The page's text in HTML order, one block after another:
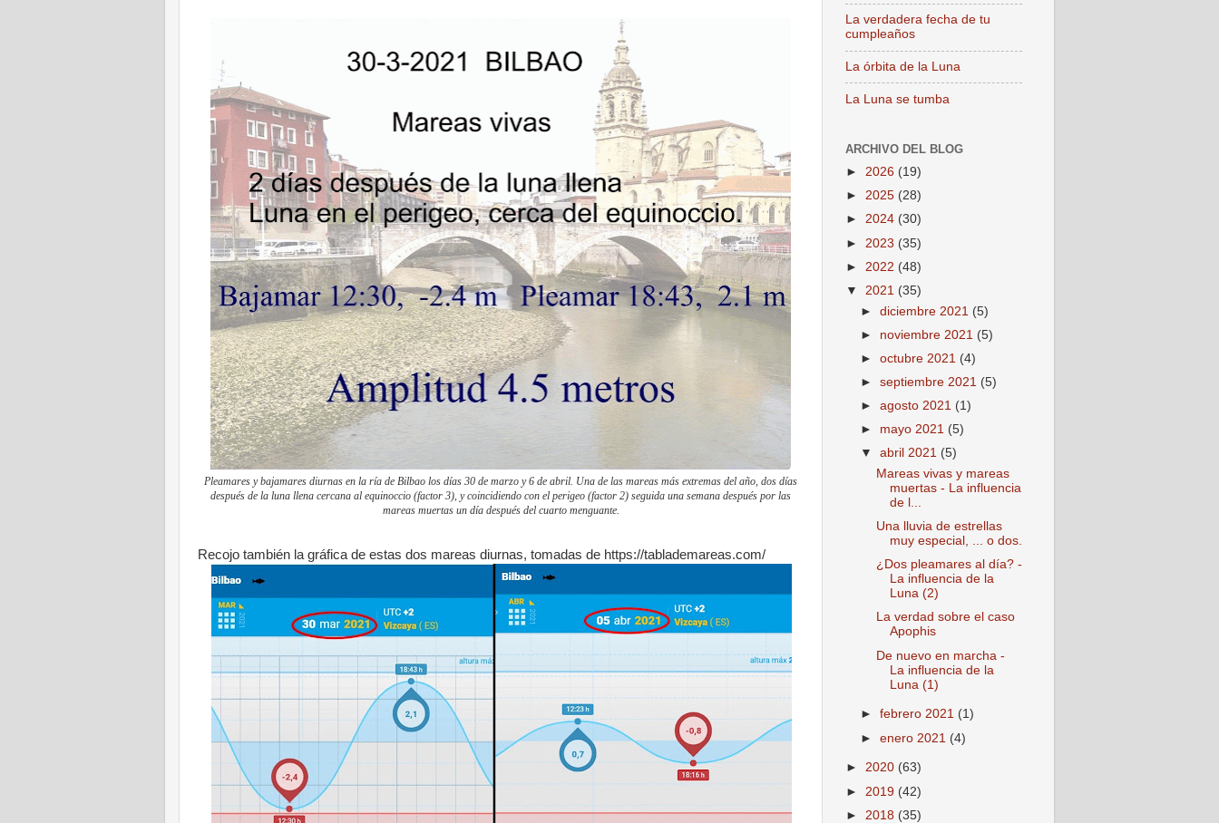
Pleamares y bajamares diurnas en la ría de Bilbao los días 30 de marzo y 6 de abril. Una de las mareas más extremas del año, dos días
después de la luna llena cercana al equinoccio (factor 3), y coincidiendo con el perigeo (factor 2) seguida una semana después por las
mareas muertas un día después del cuarto menguante.
Recojo también la gráfica de estas dos mareas diurnas, tomadas de https://tablademareas.com/
La verdadera fecha de tu
cumpleaños
La órbita de la Luna
La Luna se tumba
ARCHIVO DEL BLOG
► 2026 (19)
► 2025 (28)
► 2024 (30)
► 2023 (35)
► 2022 (48)
▼ 2021 (35)
►diciembre 2021 (5)
► noviembre 2021 (5)
►octubre 2021 (4)
►septiembre 2021 (5)
►agosto 2021 (1)
► mayo 2021 (5)
▼abril 2021 (5)
Mareas vivas y mareas
muertas - La influencia
de l...
Una lluvia de estrellas
muy especial, ... o dos.
¿Dos pleamares al día? -
La influencia de la
Luna (2)
La verdad sobre el caso
Apophis
De nuevo en marcha -
La influencia de la
Luna (1)
►febrero 2021 (1)
►enero 2021 (4)
► 2020 (63)
► 2019 (42)
► 2018 (35)